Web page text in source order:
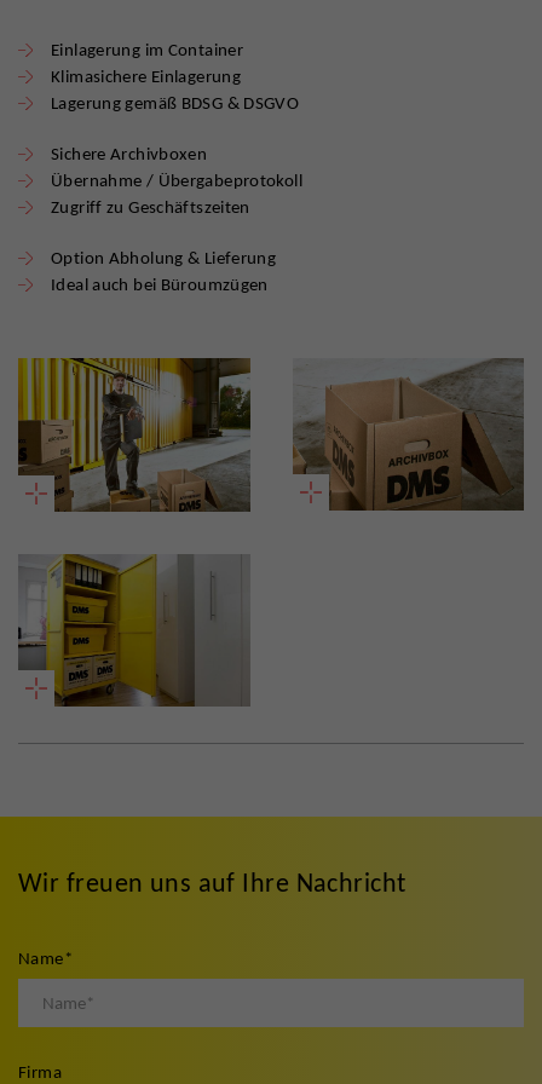
Einlagerung im Container
Klimasichere Einlagerung
Lagerung gemäß BDSG & DSGVO
Sichere Archivboxen
Übernahme / Übergabeprotokoll
Zugriff zu Geschäftszeiten
Option Abholung & Lieferung
Ideal auch bei Büroumzügen
Wir freuen uns auf Ihre Nachricht
Name*
Firma